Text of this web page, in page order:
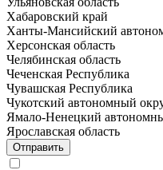
Хабаровский край
Ханты-Мансийский
Херсонская область
Челябинская область
Чеченская Республика
Чувашская Республика
Чукотский автономный
Ямало-Ненецкий
Ярославская область
Отправить